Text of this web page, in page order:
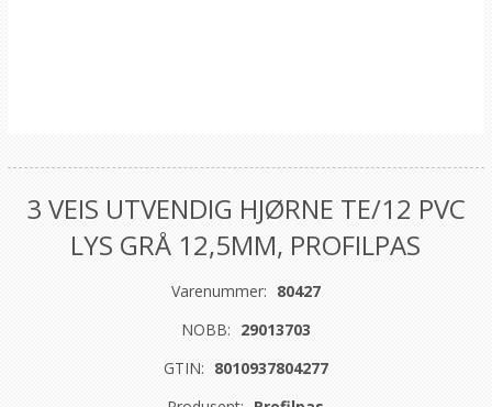
3 VEIS UTVENDIG HJØRNE TE/12 PVC
LYS GRÅ 12,5MM, PROFILPAS
Varenummer: 80427
NOBB: 29013703
GTIN: 8010937804277